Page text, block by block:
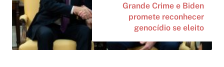
Grande Crime e Biden
promete reconhecer
genocídio se eleito